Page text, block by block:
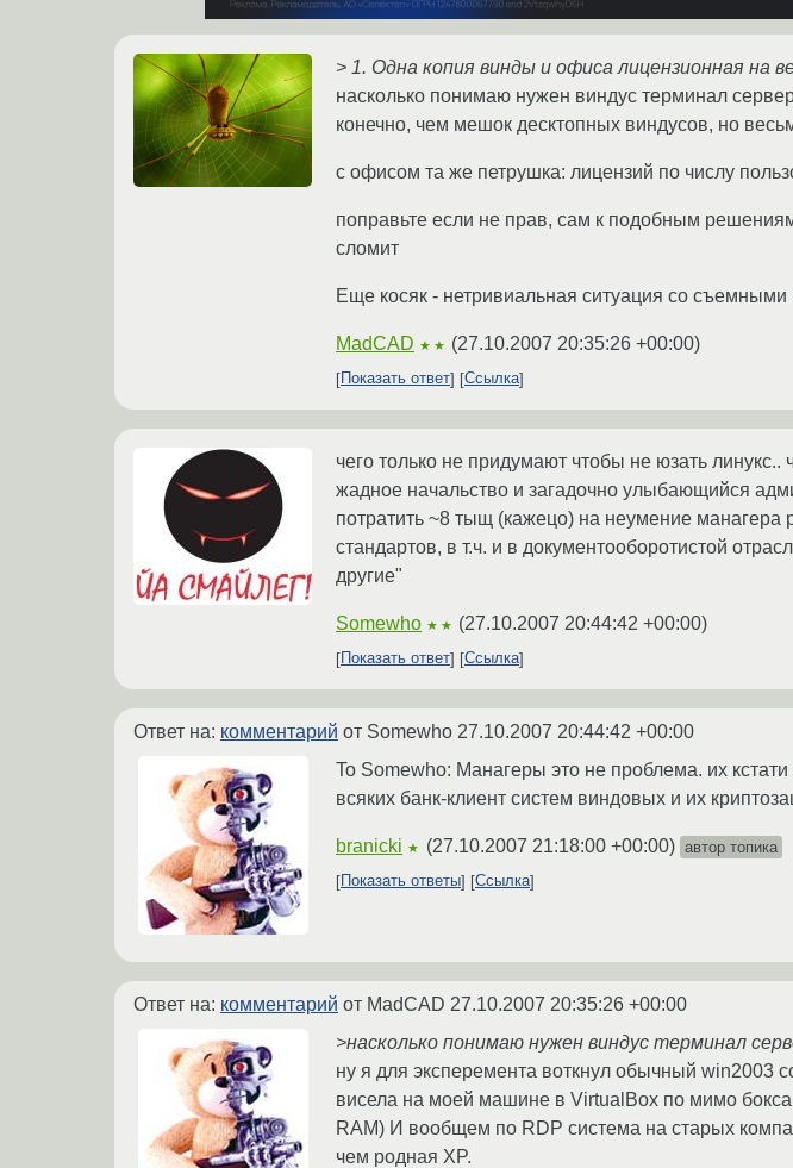
> 1. Одна копия винды и офиса лицензионная на
насколько понимаю нужен виндус терминал
конечно, чем мешок десктопных виндусов, но
с офисом та же петрушка: лицензий по числу
поправьте если не прав, сам к подобным
сломит
Еще косяк - нетривиальная ситуация со съемными
MadCAD ★★ (27.10.2007 20:35:26 +00:00)
Показать ответ Ссылка
чего только не придумают чтобы не юзать
жадное начальство и загадочно улыбающийся
потратить ~8 тыщ (кажецо) на неумение
стандартов, в т.ч. и в документооборотистой
другие"
Somewho ★★ (27.10.2007 20:44:42 +00:00)
Показать ответ Ссылка
Ответ на: комментарий от Somewho 27.10.2007 20:44:42 +00:00
To Somewho: Манагеры это не проблема. их кстати
всяких банк-клиент систем виндовых и их
branicki ★ (27.10.2007 21:18:00 +00:00) автор топика
Показать ответы
Ссылка
Ответ на: комментарий от MadCAD 27.10.2007 20:35:26 +00:00
>насколько понимаю нужен виндус терминал
ну я для эксперемента воткнул обычный win2003
висела на моей машине в VirtualBox по мимо
RAM) И вообщем по RDP система на старых
чем родная XP.